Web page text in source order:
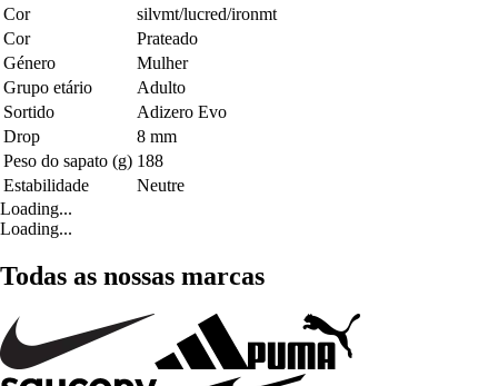
Cor
silvmt/lucred/ironmt
Cor
Prateado
Género
Mulher
Grupo etário
Adulto
Sortido
Adizero Evo
Drop
8 mm
Peso do sapato (g) 188
Estabilidade
Neutre
Loading...
Loading...
Todas as nossas marcas